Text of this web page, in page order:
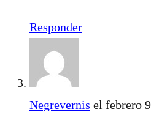
Responder
Negrevernis el febrero